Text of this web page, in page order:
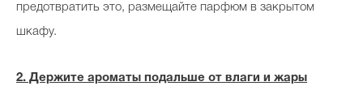
предотвратить это, размещайте парфюм в закрытом
шкафу.
2. Держите ароматы подальше от влаги и жары